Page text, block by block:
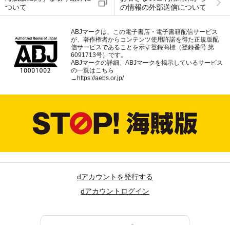
ついて
の情報の外部送信について
ABJマークは、この電子書店・電子書籍配信サービス
が、著作権者からコンテンツ使用許諾を得た正規版配
信サービスであることを示す登録商標（登録番号 第
6091713号）です。
ABJマークの詳細、ABJマークを掲示しているサービス
の一覧はこちら
→https://aebs.or.jp/
dアカウントを発行する
dアカウントログイン